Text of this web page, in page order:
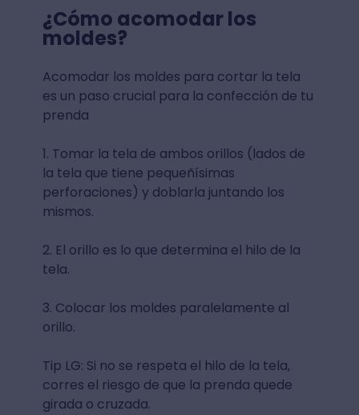
¿Cómo acomodar los
moldes?
Acomodar los moldes para cortar la tela
es un paso crucial para la confección de tu
prenda
1. Tomar la tela de ambos orillos (lados de
la tela que tiene pequeñísimas
perforaciones) y doblarla juntando los
mismos.
2. El orillo es lo que determina el hilo de la
tela.
3. Colocar los moldes paralelamente al
orillo.
Tip LG: Si no se respeta el hilo de la tela,
corres el riesgo de que la prenda quede
girada o cruzada.